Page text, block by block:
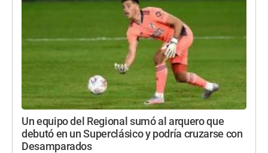
Un equipo del Regional sumó al arquero que
debutó en un Superclásico y podría cruzarse con
Desamparados